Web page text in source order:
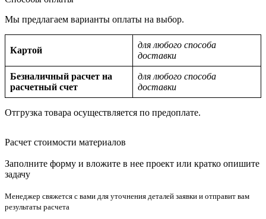
Мы предлагаем варианты оплаты на выбор.
Картой
для любого способа
доставки
Безналичный расчет на
расчетный счет
для любого способа
доставки
Отгрузка товара осуществляется по предоплате.
Расчет стоимости материалов
Заполните форму и вложите в нее проект или кратко опишите
задачу
Менеджер свяжется с вами для уточнения деталей заявки и отправит вам
результаты расчета